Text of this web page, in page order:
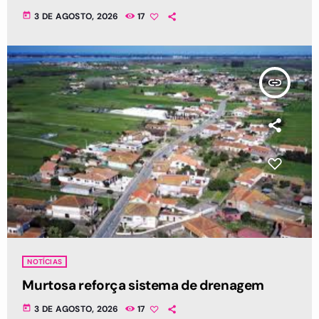
today 3 DE AGOSTO, 2026 17
insert_link
NOTÍCIAS
Murtosa reforça sistema de drenagem
today 3 DE AGOSTO, 2026 17